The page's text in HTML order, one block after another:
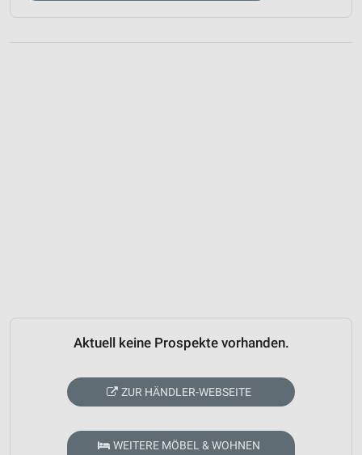
Aktuell keine Prospekte vorhanden.
ZUR HÄNDLER-WEBSEITE
WEITERE MÖBEL & WOHNEN